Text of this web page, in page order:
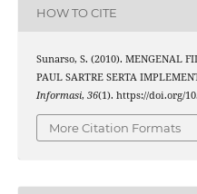
HOW TO CITE
Sunarso, S. (2010). MENGENAL
PAUL SARTRE SERTA
Informasi, 36(1). https://doi.org/
More Citation Formats